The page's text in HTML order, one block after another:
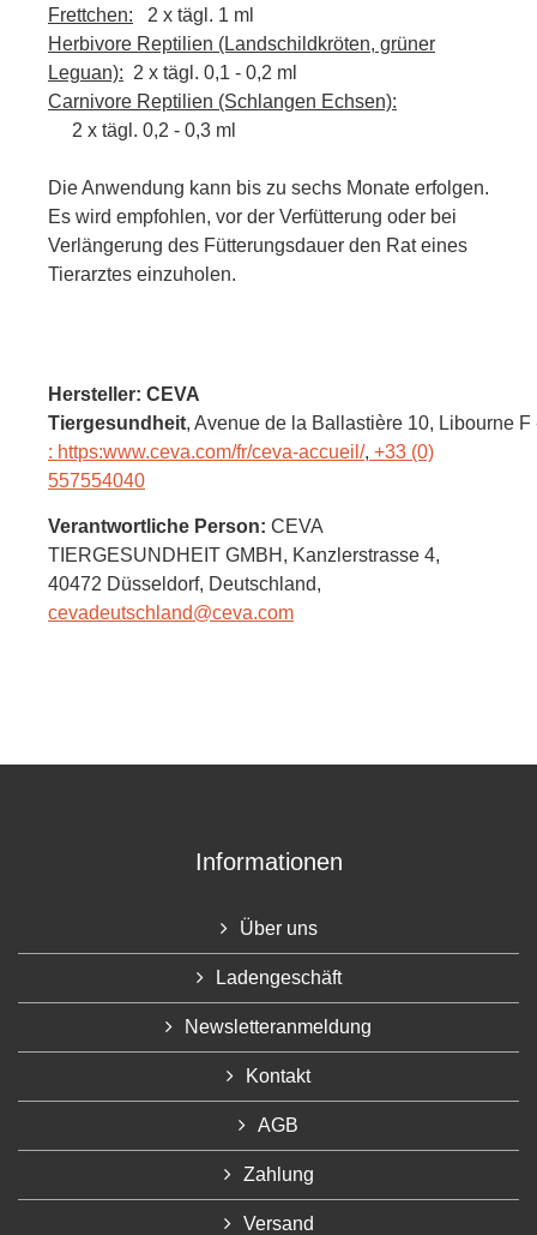
Frettchen: 2 x tägl. 1 ml
Herbivore Reptilien (Landschildkröten, grüner
Leguan): 2 x tägl. 0,1 - 0,2 ml
Carnivore Reptilien (Schlangen Echsen):
2 x tägl. 0,2 - 0,3 ml
Die Anwendung kann bis zu sechs Monate erfolgen.
Es wird empfohlen, vor der Verfütterung oder bei
Verlängerung des Fütterungsdauer den Rat eines
Tierarztes einzuholen.
Hersteller: CEVA
Tiergesundheit, Avenue de la Ballastière 10, Libourne
: https:www.ceva.com/fr/ceva-accueil/, +33 (0)
557554040
Verantwortliche Person: CEVA
TIERGESUNDHEIT GMBH, Kanzlerstrasse 4,
40472 Düsseldorf, Deutschland,
cevadeutschland@ceva.com
Informationen
Über uns
Ladengeschäft
Newsletteranmeldung
Kontakt
AGB
Zahlung
Versand